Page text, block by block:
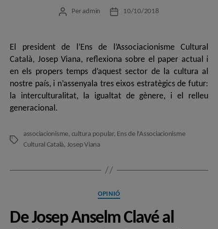
Autor
Per admin
Data10/10/2018
El president de l’Ens de l’Associacionisme Cultural
Català, Josep Viana, reflexiona sobre el paper actual i
en els propers temps d’aquest sector de la cultura al
nostre país, i n’assenyala tres eixos estratègics de futur:
la interculturalitat, la igualtat de gènere, i el relleu
generacional.
Etiquetes
associacionisme, cultura popular, Ens de l'Associacionisme
Cultural Català, Josep Viana
Categories
OPINIÓ
De Josep Anselm Clavé al